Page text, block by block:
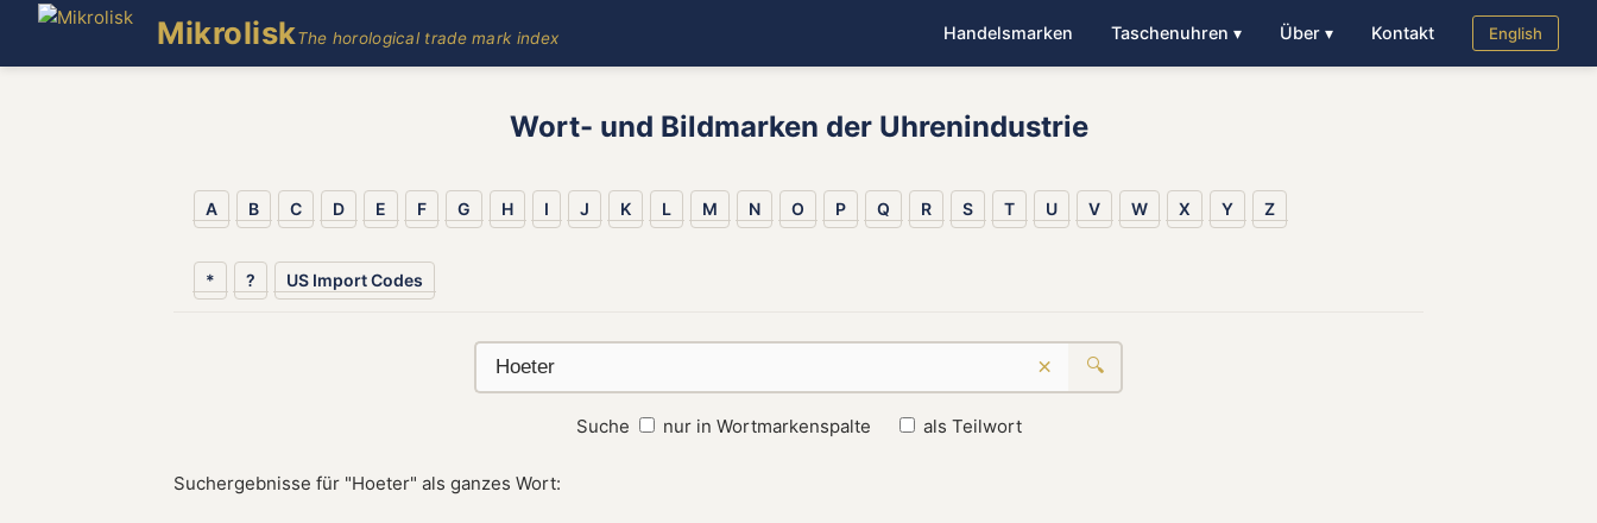
MikroliskThe horological trade mark index Handelsmarken Taschenuhren ▾ Über ▾ Kontakt English
Wort- und Bildmarken der Uhrenindustrie
A B C D E F G H I J K L M N O P Q R S T U V W X Y Z
* ? US Import Codes
× 🔍
Suche nur in Wortmarkenspalte als Teilwort
Suchergebnisse für "Hoeter" als ganzes Wort: